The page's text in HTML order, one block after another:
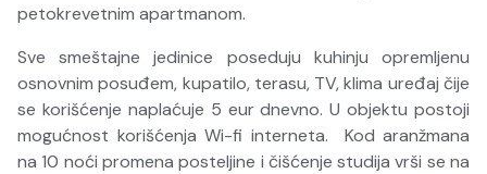
petokrevetnim apartmanom.
Sve smeštajne jedinice poseduju kuhinju opremljenu
osnovnim posuđem, kupatilo, terasu, TV, klima uređaj čije
se korišćenje naplaćuje 5 eur dnevno. U objektu postoji
mogućnost korišćenja Wi-fi interneta. Kod aranžmana
na 10 noći promena posteljine i čišćenje studija vrši se na